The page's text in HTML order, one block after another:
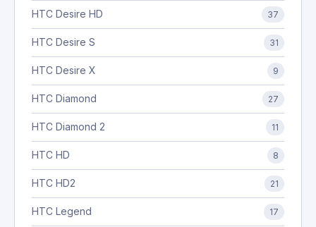
HTC Desire HD 37
HTC Desire S 31
HTC Desire X 9
HTC Diamond 27
HTC Diamond 2 11
HTC HD 8
HTC HD2 21
HTC Legend 17